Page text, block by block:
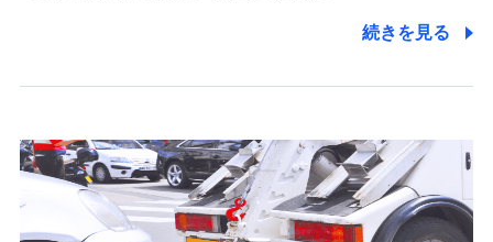
7.社員（従業者）の個人情報
人事･勤怠･健康・労務等の管理、給与支給、福利厚生・採用
退職関連処理等の各種手続きのため、当社と従業員または従
業員同士の連絡のため
続きを見る